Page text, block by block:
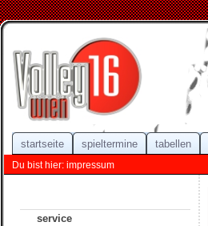
startseite spieltermine tabellen
Du bist hier: impressum
service